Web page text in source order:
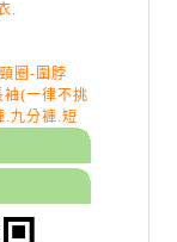
.
圈-圍脖
袖(一律不挑
.九分褲.短